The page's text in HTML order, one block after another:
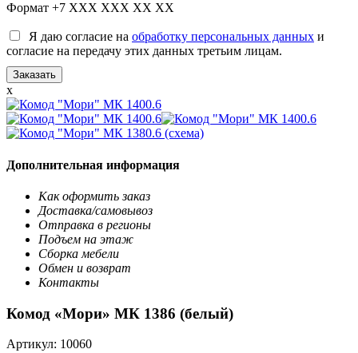
Формат +7 XXX XXX XX XX
Я даю согласие на обработку персональных данных и
согласие на передачу этих данных третьим лицам.
x
Дополнительная информация
Как оформить заказ
Доставка/самовывоз
Отправка в регионы
Подъем на этаж
Сборка мебели
Обмен и возврат
Контакты
Комод «Мори» МК 1386 (белый)
Артикул: 10060